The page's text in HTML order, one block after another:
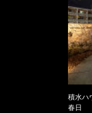
積水ハ
春日